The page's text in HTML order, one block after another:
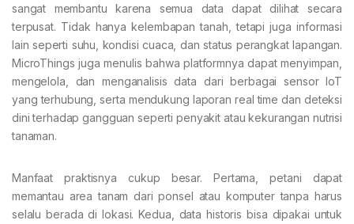
sangat membantu karena semua data dapat dilihat secara
terpusat. Tidak hanya kelembapan tanah, tetapi juga informasi
lain seperti suhu, kondisi cuaca, dan status perangkat lapangan.
MicroThings juga menulis bahwa platformnya dapat menyimpan,
mengelola, dan menganalisis data dari berbagai sensor IoT
yang terhubung, serta mendukung laporan real time dan deteksi
dini terhadap gangguan seperti penyakit atau kekurangan nutrisi
tanaman.
Manfaat praktisnya cukup besar. Pertama, petani dapat
memantau area tanam dari ponsel atau komputer tanpa harus
selalu berada di lokasi. Kedua, data historis bisa dipakai untuk